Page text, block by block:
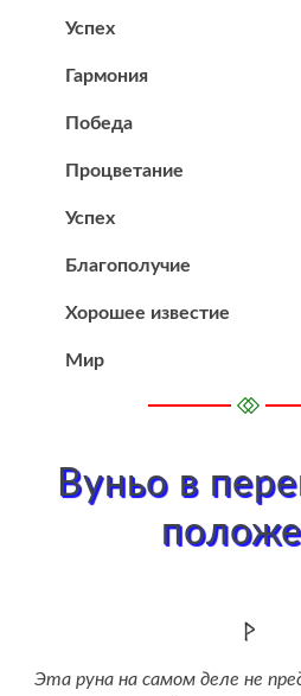
Успех
Гармония
Победа
Процветание
Успех
Благополучие
Хорошее известие
Мир
Вуньо в
Эта руна на самом деле не